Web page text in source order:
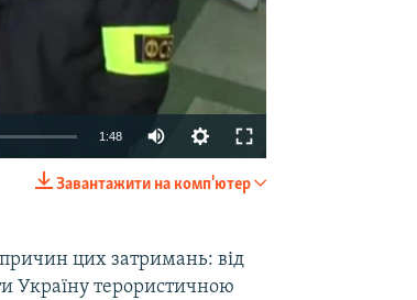
1:48
Завантажити на комп'ютер
причин цих затримань: від
Україну терористичною